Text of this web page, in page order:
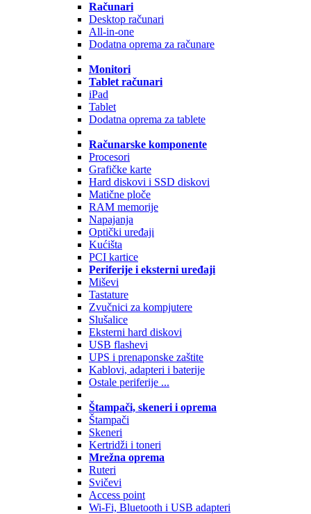
Računari
Desktop računari
All-in-one
Dodatna oprema za računare
Monitori
Tablet računari
iPad
Tablet
Dodatna oprema za tablete
Računarske komponente
Procesori
Grafičke karte
Hard diskovi i SSD diskovi
Matične ploče
RAM memorije
Napajanja
Optički uređaji
Kućišta
PCI kartice
Periferije i eksterni uređaji
Miševi
Tastature
Zvučnici za kompjutere
Slušalice
Eksterni hard diskovi
USB flashevi
UPS i prenaponske zaštite
Kablovi, adapteri i baterije
Ostale periferije ...
Štampači, skeneri i oprema
Štampači
Skeneri
Kertridži i toneri
Mrežna oprema
Ruteri
Svičevi
Access point
Wi-Fi, Bluetooth i USB adapteri